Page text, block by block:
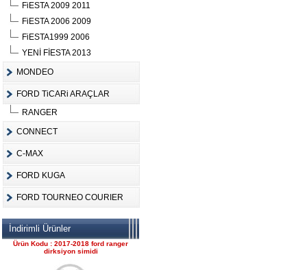
FiESTA 2009 2011
FiESTA 2006 2009
FiESTA1999 2006
YENİ FİESTA 2013
MONDEO
FORD TiCARi ARAÇLAR
RANGER
CONNECT
C-MAX
FORD KUGA
FORD TOURNEO COURIER
İndirimli Ürünler
Ürün Kodu :
FORD CONNECT ÇIKMA
ÇELİK JANT CANT
komple motor
2017-2018 ford ranger 2.2
komple motor
Ürün Kodu : 2017-2018 ford ranger
dirksiyon simidi